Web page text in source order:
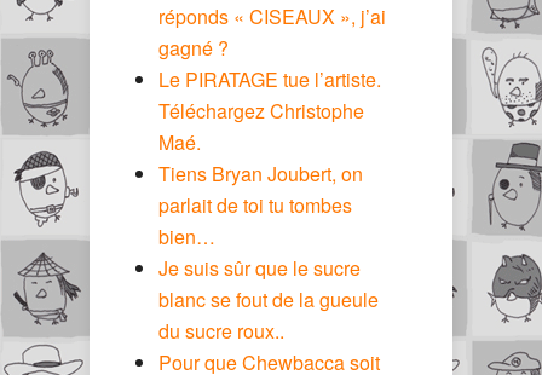
réponds « CISEAUX », j’ai
gagné ?
Le PIRATAGE tue l’artiste.
Téléchargez Christophe
Maé.
Tiens Bryan Joubert, on
parlait de toi tu tombes
bien…
Je suis sûr que le sucre
blanc se fout de la gueule
du sucre roux..
Pour que Chewbacca soit